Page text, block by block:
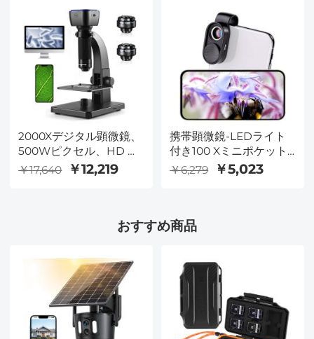
Android、iPad、
Windows、Macコンピ
ューターと互換性あり
2000Xデジタル顕微鏡、
500Wピクセル、HD ビ
ジュアWiFiデジタル顕微
鏡、11個のLEDライトを
AndroidWindowsMacOS
￥17,640 ￥12,219
携帯顕微鏡-LEDライト
付き100 Xミニポケット/
汎用クリップ-Opqpq携
帯顕微鏡は、子供と大人
iPhone/Andriod
￥6,279 ￥5,023
おすすめ商品